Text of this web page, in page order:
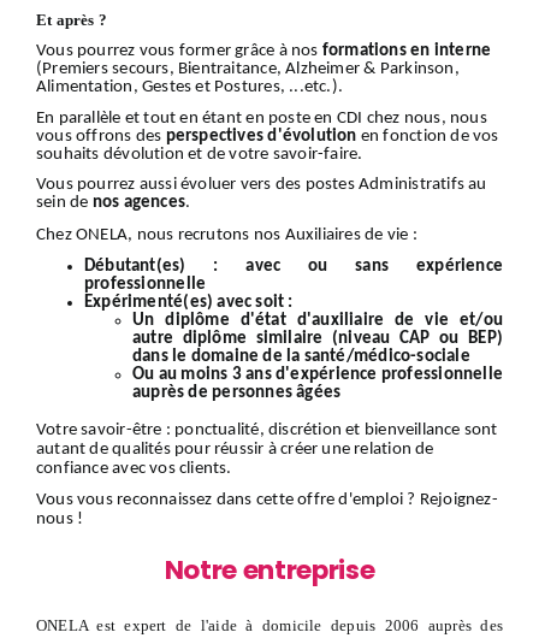
Et après ?
Vous pourrez vous former grâce à nos formations en interne
(Premiers secours, Bientraitance, Alzheimer & Parkinson,
Alimentation, Gestes et Postures, ...etc.).
En parallèle et tout en étant en poste en CDI chez nous, nous
vous offrons des perspectives d'évolution en fonction de vos
souhaits dévolution et de votre savoir-faire.
Vous pourrez aussi évoluer vers des postes Administratifs au
sein de nos agences.
Chez ONELA, nous recrutons nos Auxiliaires de vie :
Débutant(es) :avec ou sans expérience
professionnelle
Expérimenté(es) avec soit :
Un diplôme d'état d'auxiliaire de vie et/ou
autre diplôme similaire (niveau CAP ou BEP)
dans le domaine de la santé/médico-sociale
Ou au moins 3 ans d'expérience professionnelle
auprès de personnes âgées
Votresavoir-être : ponctualité, discrétion et bienveillance sont
autant de qualités pour réussir à créer une relation de
confiance avec vos clients.
Vous vous reconnaissez dans cette offre d'emploi ? Rejoignez-
nous!
Notre entreprise
ONELA est expert de l'aide à domicile depuis 2006 auprès des